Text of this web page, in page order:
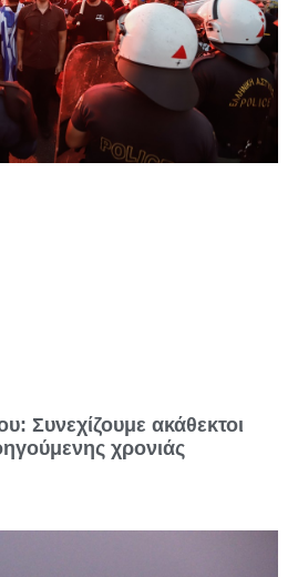
Συνεχίζουμε ακάθεκτοι
χρονιάς